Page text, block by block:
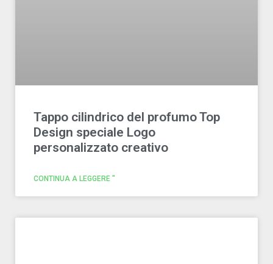
Tappo cilindrico del profumo Top
Design speciale Logo
personalizzato creativo
CONTINUA A LEGGERE "